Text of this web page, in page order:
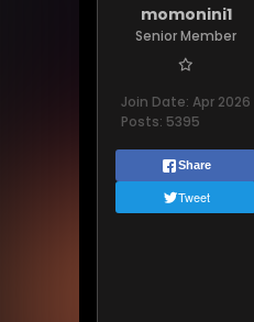
momonini1
Senior Member
Join Date: Apr 2026
Posts: 5395
Share
Tweet